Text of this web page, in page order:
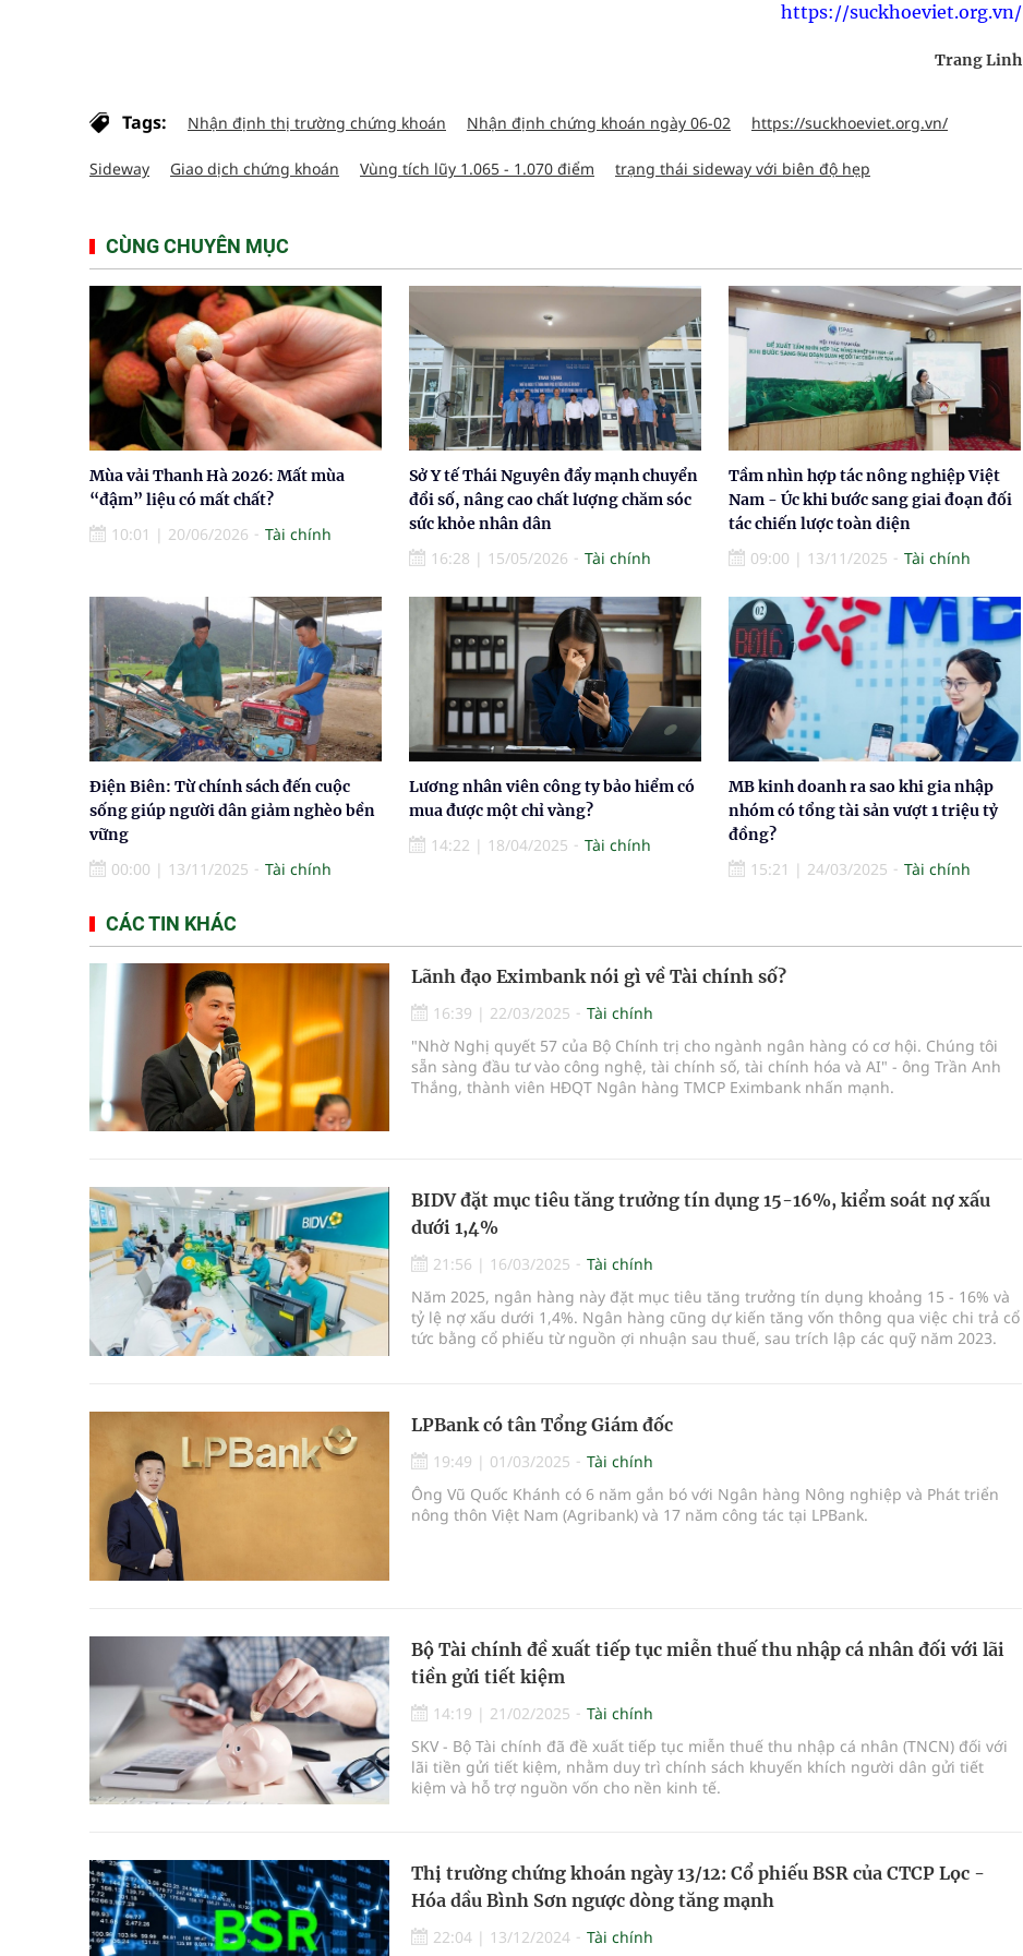
https://suckhoeviet.org.vn/
Trang Linh
Tags: Nhận định thị trường chứng khoán Nhận định chứng khoán ngày 06-02 https://suckhoeviet.org.vn/
Sideway Giao dịch chứng khoán Vùng tích lũy 1.065 - 1.070 điểm trạng thái sideway với biên độ hẹp
CÙNG CHUYÊN MỤC
Mùa vải Thanh Hà 2026: Mất mùa
“đậm” liệu có mất chất?
10:01 | 20/06/2026 Tài chính
Sở Y tế Thái Nguyên đẩy mạnh chuyển
đổi số, nâng cao chất lượng chăm sóc
sức khỏe nhân dân
16:28 | 15/05/2026 Tài chính
Tầm nhìn hợp tác nông nghiệp Việt
Nam - Úc khi bước sang giai đoạn đối
tác chiến lược toàn diện
09:00 | 13/11/2025 Tài chính
Điện Biên: Từ chính sách đến cuộc
sống giúp người dân giảm nghèo bền
vững
00:00 | 13/11/2025 Tài chính
Lương nhân viên công ty bảo hiểm có
mua được một chỉ vàng?
14:22 | 18/04/2025 Tài chính
MB kinh doanh ra sao khi gia nhập
nhóm có tổng tài sản vượt 1 triệu tỷ
đồng?
15:21 | 24/03/2025 Tài chính
CÁC TIN KHÁC
Lãnh đạo Eximbank nói gì về Tài chính số?
16:39 | 22/03/2025
Tài chính
"Nhờ Nghị quyết 57 của Bộ Chính trị cho ngành ngân hàng có cơ hội. Chúng tôi
sẵn sàng đầu tư vào công nghệ, tài chính số, tài chính hóa và AI" - ông Trần Anh
Thắng, thành viên HĐQT Ngân hàng TMCP Eximbank nhấn mạnh.
BIDV đặt mục tiêu tăng trưởng tín dụng 15-16%, kiểm soát nợ xấu
dưới 1,4%
21:56 | 16/03/2025
Tài chính
Năm 2025, ngân hàng này đặt mục tiêu tăng trưởng tín dụng khoảng 15 - 16% và
tỷ lệ nợ xấu dưới 1,4%. Ngân hàng cũng dự kiến tăng vốn thông qua việc chi trả cổ
tức bằng cổ phiếu từ nguồn ợi nhuận sau thuế, sau trích lập các quỹ năm 2023.
LPBank có tân Tổng Giám đốc
19:49 | 01/03/2025
Tài chính
Ông Vũ Quốc Khánh có 6 năm gắn bó với Ngân hàng Nông nghiệp và Phát triển
nông thôn Việt Nam (Agribank) và 17 năm công tác tại LPBank.
Bộ Tài chính đề xuất tiếp tục miễn thuế thu nhập cá nhân đối với lãi
tiền gửi tiết kiệm
14:19 | 21/02/2025
Tài chính
SKV - Bộ Tài chính đã đề xuất tiếp tục miễn thuế thu nhập cá nhân (TNCN) đối với
lãi tiền gửi tiết kiệm, nhằm duy trì chính sách khuyến khích người dân gửi tiết
kiệm và hỗ trợ nguồn vốn cho nền kinh tế.
Thị trường chứng khoán ngày 13/12: Cổ phiếu BSR của CTCP Lọc -
Hóa dầu Bình Sơn ngược dòng tăng mạnh
22:04 | 13/12/2024 Tài chính